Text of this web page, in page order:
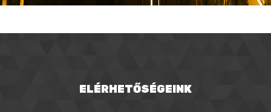
ELÉRHETŐSÉGEINK